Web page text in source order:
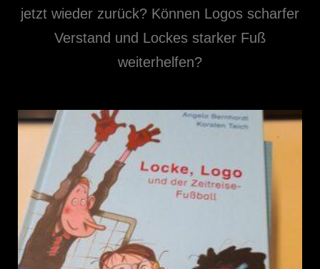
jetzt wieder zurück? Können Logos scharfer
Verstand und Lockes starker Fuß
weiterhelfen?